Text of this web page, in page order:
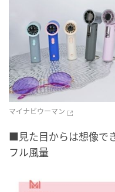
マイナビウーマン
■見た目からは想像で
フル風量